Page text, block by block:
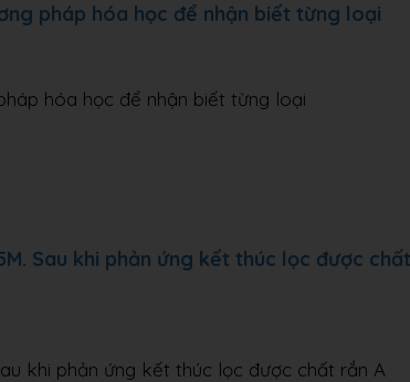
pháp hóa học để nhận biết từng loại
hóa học để nhận biết từng loại
Sau khi phản ứng kết thúc lọc được chất
khi phản ứng kết thúc lọc được chất rắn A